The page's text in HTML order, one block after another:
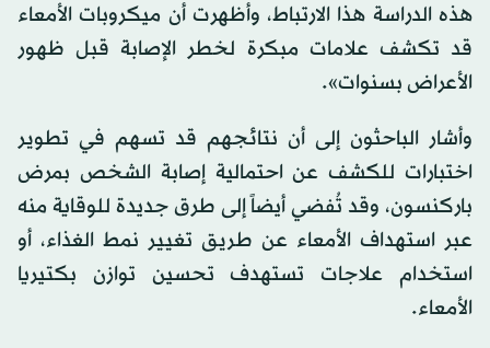
هذه الدراسة هذا الارتباط، وأظهرت أن ميكروبات الأمعاء
قد تكشف علامات مبكرة لخطر الإصابة قبل ظهور
الأعراض بسنوات».
وأشار الباحثون إلى أن نتائجهم قد تسهم في تطوير
اختبارات للكشف عن احتمالية إصابة الشخص بمرض
باركنسون، وقد تُفضي أيضاً إلى طرق جديدة للوقاية منه
عبر استهداف الأمعاء عن طريق تغيير نمط الغذاء، أو
استخدام علاجات تستهدف تحسين توازن بكتيريا
الأمعاء.